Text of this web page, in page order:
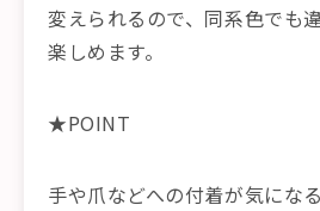
変えられるので、同系色でも
楽しめます。
★POINT
手や爪などへの付着が気にな